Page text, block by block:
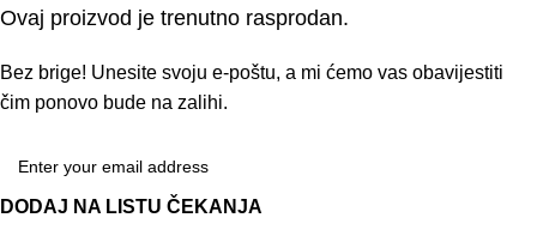
Ovaj proizvod je trenutno rasprodan.
Bez brige! Unesite svoju e-poštu, a mi ćemo vas obavijestiti
čim ponovo bude na zalihi.
DODAJ NA LISTU ČEKANJA